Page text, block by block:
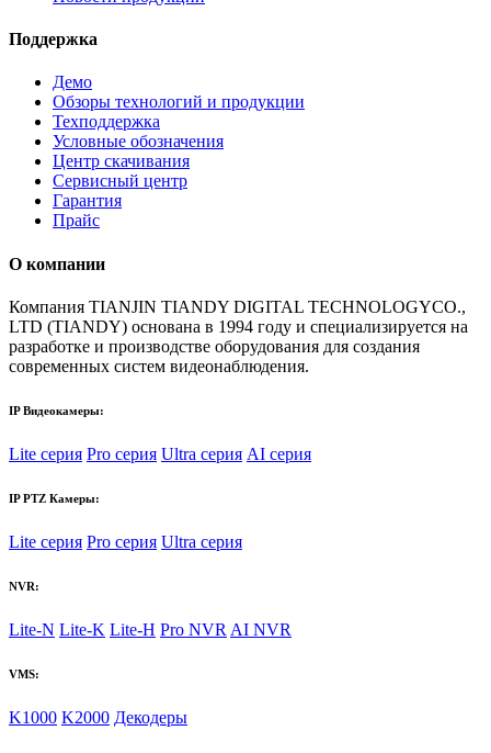
Поддержка
Демо
Обзоры технологий и продукции
Техподдержка
Условные обозначения
Центр скачивания
Сервисный центр
Гарантия
Прайс
О компании
Компания TIANJIN TIANDY DIGITAL TECHNOLOGYCO.,
LTD (TIANDY) основана в 1994 году и специализируется на
разработке и производстве оборудования для создания
современных систем видеонаблюдения.
IP Видеокамеры:
Lite серия Pro серия Ultra серия AI серия
IP PTZ Камеры:
Lite серия Pro серия Ultra серия
NVR:
Lite-N Lite-K Lite-H Pro NVR AI NVR
VMS:
K1000 K2000 Декодеры